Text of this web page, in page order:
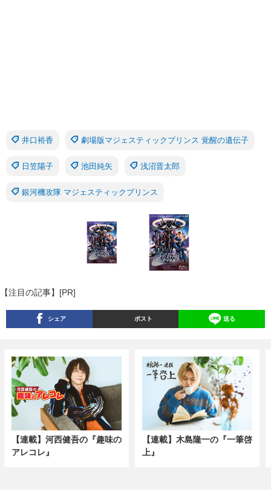
井口裕香 劇場版マジェスティックプリンス 覚醒の遺伝子
日笠陽子 池田純矢 浅沼晋太郎
銀河機攻隊 マジェスティックプリンス
【注目の記事】[PR]
シェア ポスト 送る
【連載】河西健吾の『趣味の
アレコレ』
【連載】木島隆一の『一筆啓
上』